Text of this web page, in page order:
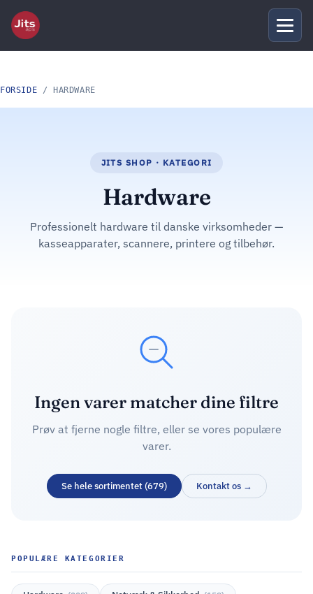
FORSIDE / HARDWARE
Hardware
Professionelt hardware til danske virksomheder —
kasseapparater, scannere, printere og tilbehør.
Ingen varer matcher dine filtre
Prøv at fjerne nogle filtre, eller se vores populære
varer.
Se hele sortimentet (679) Kontakt os →
POPULÆRE KATEGORIER